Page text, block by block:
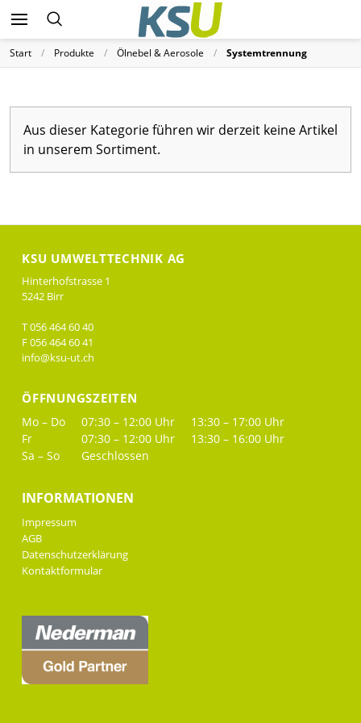
Start Produkte Ölnebel & Aerosole Systemtrennung
Aus dieser Kategorie führen wir derzeit keine Artikel
in unserem Sortiment.
KSU UMWELTTECHNIK AG
Hinterhofstrasse 1
5242 Birr
T 056 464 60 40
F 056 464 60 41
info@ksu-ut.ch
ÖFFNUNGSZEITEN
Mo – Do 07:30 – 12:00 Uhr
13:30 – 17:00 Uhr
Fr
07:30 – 12:00 Uhr
13:30 – 16:00 Uhr
Sa – So
Geschlossen
INFORMATIONEN
Impressum
AGB
Datenschutzerklärung
Kontaktformular